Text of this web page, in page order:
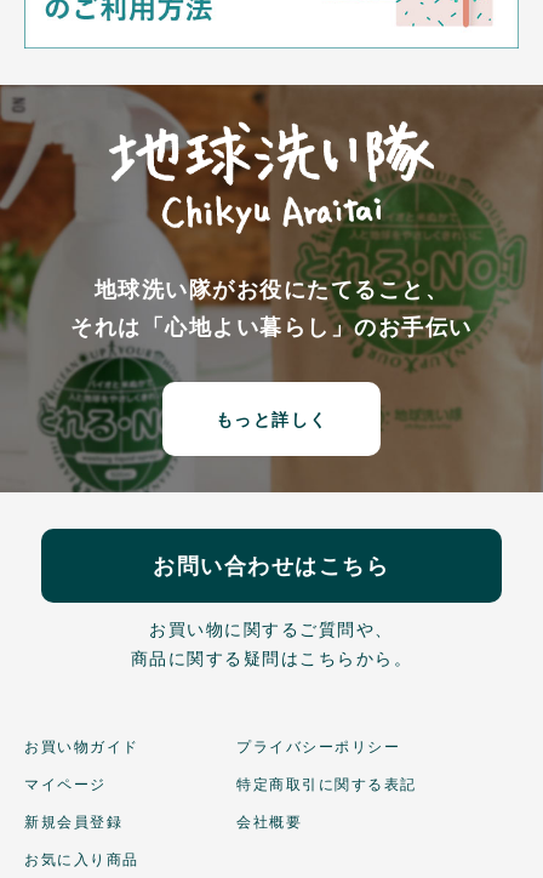
地球洗い隊がお役にたてること、
それは「心地よい暮らし」のお手伝い
もっと詳しく
お問い合わせはこちら
お買い物に関するご質問や、
商品に関する疑問はこちらから。
お買い物ガイド
マイページ
新規会員登録
お気に入り商品
プライバシーポリシー
特定商取引に関する表記
会社概要